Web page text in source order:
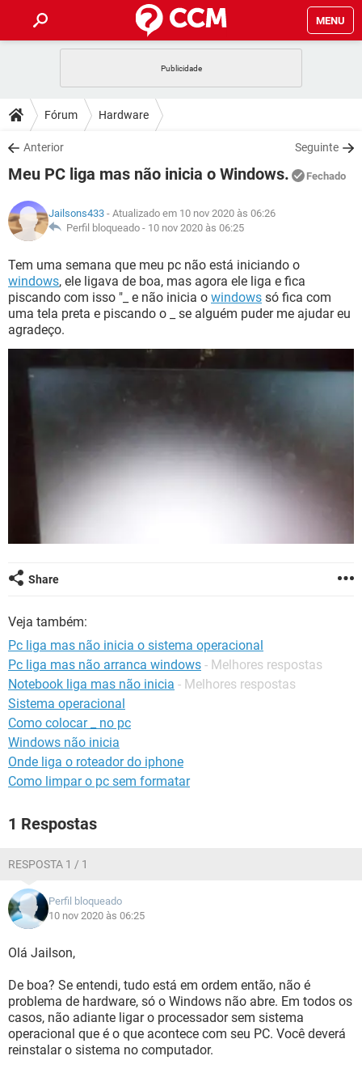
MENU
CELULAR
OUTLOOK
INSTAGRAM GMAIL
GUIA DE COMPRAS
DICAS
JOGOS
INSTAGRAM GMAIL
GUIA DE COMPRAS
DOWNLOADS
JOGOS WHATSAPP
CELULAR
OUTLOOK EXCEL
GMAIL
GUIA DE COMPRAS
JOGOS WHATSAPP
CELULAR
OUTLOOK EXCEL
INSTAGRAM GMAIL
GUIA DE COMPRAS
GLOSSÁRIO
WHATSAPP
CELULAR FACEBOOK
OUTLOOK EXCEL
INSTAGRAM
GUIA DE COMPRAS
Fórum Hardware
Anterior Seguinte
Meu PC liga mas não inicia o Windows. Fechado
Jailsons433 - Atualizado em 10 nov 2020 às 06:26
Perfil bloqueado - 10 nov 2020 às 06:25
Tem uma semana que meu pc não está iniciando o
windows, ele ligava de boa, mas agora ele liga e fica
piscando com isso "_ e não inicia o windows só fica com
uma tela preta e piscando o _ se alguém puder me ajudar eu
agradeço.
Share
Veja também:
Pc liga mas não inicia o sistema operacional
Pc liga mas não arranca windows - Melhores respostas
Notebook liga mas não inicia - Melhores respostas
Sistema operacional
Como colocar _ no pc
Windows não inicia
Onde liga o roteador do iphone
Como limpar o pc sem formatar
1 Respostas
RESPOSTA 1 / 1
Perfil bloqueado
10 nov 2020 às 06:25
Olá Jailson,
De boa? Se entendi, tudo está em ordem então, não é
problema de hardware, só o Windows não abre. Em todos os
casos, não adiante ligar o processador sem sistema
operacional que é o que acontece com seu PC. Você deverá
reinstalar o sistema no computador.